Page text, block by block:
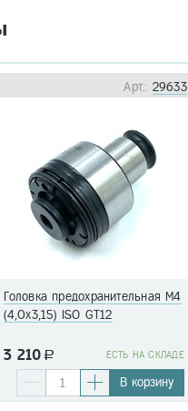
Арт.: 29633
Головка предохранительная М4
(4,0х3,15) ISO GT12
3 210 a EСТЬ НА СКЛАДЕ
В корзину